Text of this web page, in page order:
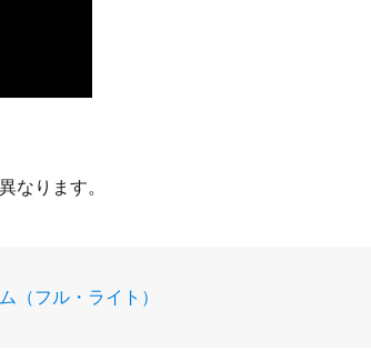
なります。
（フル・ライト）